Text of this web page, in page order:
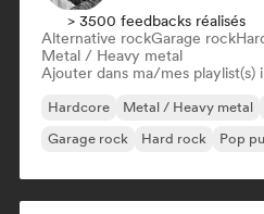
> 3500 feedbacks réalisés
Alternative rockGarage rock
Metal / Heavy metal
Ajouter dans ma/mes playlist(s)
Hardcore Metal / Heavy metal
Garage rock
Hard rock Pop